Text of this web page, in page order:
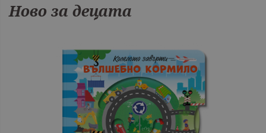
Ново за децата